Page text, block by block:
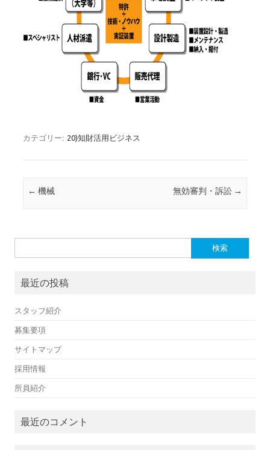
カテゴリー: 20)知財活用ビジネス
投稿ナビゲーション
← 機械 無効審判・訴訟 →
索:
最近の投稿
スタッフ紹介
募集要項
サイトマップ
採用情報
所員紹介
最近のコメント